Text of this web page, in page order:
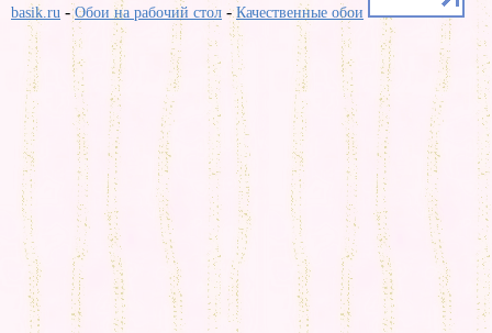
basik.ru -Обои на рабочий стол -Качественные обои